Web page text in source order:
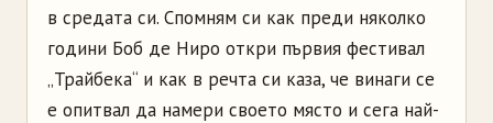
в средата си. Спомням си как преди няколко
години Боб де Ниро откри първия фестивал
„Трайбека“ и как в речта си каза, че винаги се
е опитвал да намери своето място и сега най-